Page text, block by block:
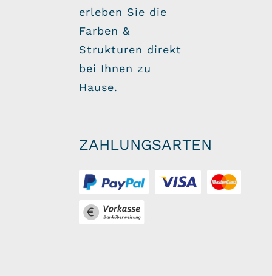
erleben Sie die
Farben &
Strukturen direkt
bei Ihnen zu
Hause.
ZAHLUNGSARTEN